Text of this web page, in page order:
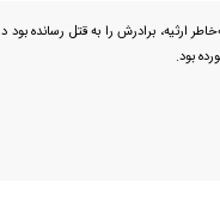
ارثیه، برادرش را به قتل رسانده بود
بود.